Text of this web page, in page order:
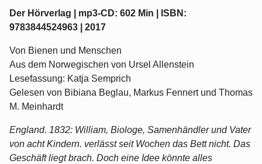
Der Hörverlag | mp3-CD: 602 Min | ISBN:
9783844524963 | 2017
Von Bienen und Menschen
Aus dem Norwegischen von Ursel Allenstein
Lesefassung: Katja Semprich
Gelesen von Bibiana Beglau, Markus Fennert und Thomas
M. Meinhardt
England. 1832: William, Biologe, Samenhändler und Vater
von acht Kindern. verlässt seit Wochen das Bett nicht. Das
Geschäft liegt brach. Doch eine Idee könnte alles